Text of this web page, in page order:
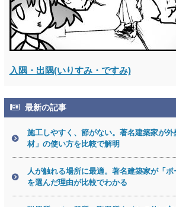
入隅・出隅(いりすみ・ですみ)
最新の記事
施工しやすく、節がない。著名建築家が
材」の使い方を比較で解明
人が触れる場所に最適。著名建築家が「ポ
を選んだ理由が比較でわかる